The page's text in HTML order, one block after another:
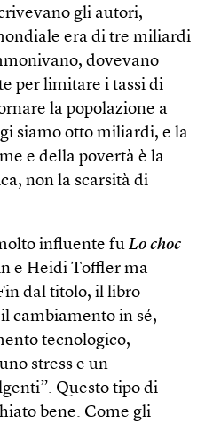
gli autori,
era di tre miliardi
dovevano
per limitare i tassi di
la popolazione a
siamo otto miliardi, e la
e della povertà è la
non la scarsità di
influente fu Lo choc
e Heidi Toffler ma
dal titolo, il libro
cambiamento in sé,
tecnologico,
stress e un
Questo tipo di
bene. Come gli